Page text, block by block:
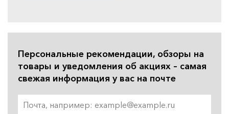
Персональные рекомендации, обзоры на
товары и уведомления об акциях – самая
свежая информация у вас на почте